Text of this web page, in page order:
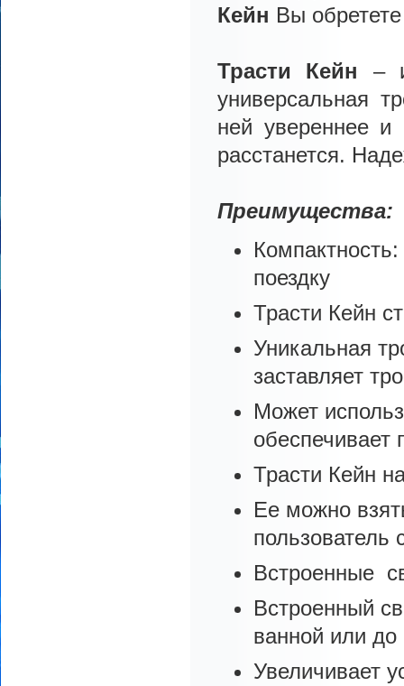
Кейн Вы
Трасти Кейн –
универсальная
ней увереннее и
расстанется.
Преимущества:
поездку
Трасти Кейн
Уникальная
заставляет
Может
обеспечивает
Трасти Кейн
Ее можно
пользователь
Встроенные
Встроенный
ванной или до
Увеличивает